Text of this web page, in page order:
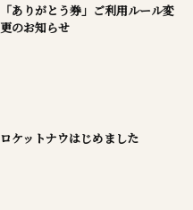
「ありがとう券」ご利用ルール変
更のお知らせ
ロケットナウはじめました